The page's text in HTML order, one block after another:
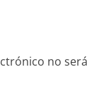
no